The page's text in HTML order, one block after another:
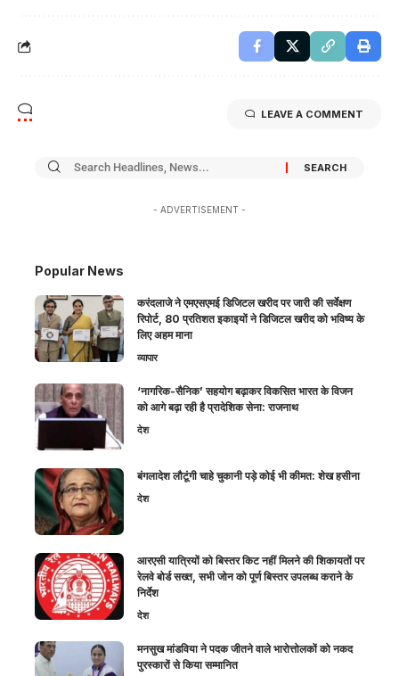
LEAVE A COMMENT
- ADVERTISEMENT -
Popular News
करंदलाजे ने एमएसएमई डिजिटल खरीद पर जारी की सर्वेक्षण
रिपोर्ट, 80 प्रतिशत इकाइयों ने डिजिटल खरीद को भविष्य के
लिए अहम माना
व्यापार
‘नागरिक-सैनिक’ सहयोग बढ़ाकर विकसित भारत के विजन
को आगे बढ़ा रही है प्रादेशिक सेना: राजनाथ
देश
बंगलादेश लौटूंगी चाहे चुकानी पड़े कोई भी कीमत: शेख हसीना
देश
आरएसी यात्रियों को बिस्तर किट नहीं मिलने की शिकायतों पर
रेलवे बोर्ड सख्त, सभी जोन को पूर्ण बिस्तर उपलब्ध कराने के
निर्देश
देश
मनसुख मांडविया ने पदक जीतने वाले भारोत्तोलकों को नकद
पुरस्कारों से किया सम्मानित